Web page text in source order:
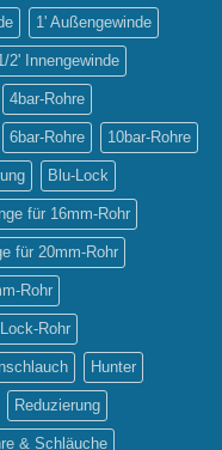
1' Außengewinde
2' Innengewinde
4bar-Rohre
6bar-Rohre 10bar-Rohre
Blu-Lock
für 16mm-Rohr
für 20mm-Rohr
Rohr
Rohr
Hunter
Reduzierung
& Schläuche